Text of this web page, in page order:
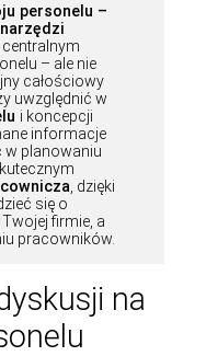
personelu –
– ale nie
całościowy
uwzględnić w
i koncepcji
informacje
w planowaniu
, dzięki
się o
firmie, a
pracowników.
na